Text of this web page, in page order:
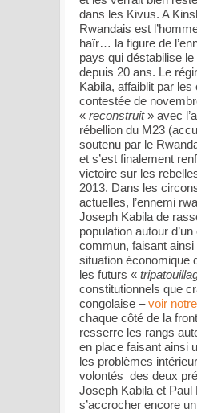
dans les Kivus. A
Rwandais est
haïr… la figure de
pays qui déstabilise
depuis 20 ans. Le
Kabila, affaiblit par les
contestée de
« reconstruit» avec
rébellion du M23
soutenu par le
et s’est finalement
victoire sur les
2013. Dans les
actuelles, l’ennemi
Joseph Kabila de
population autour
commun, faisant ainsi
situation économique
les futurs «
constitutionnels que
congolaise –voir
chaque côté de la
resserre les rangs
en place faisant ainsi
les problèmes
volontés des deux
Joseph Kabila et Paul
s’accrocher encore